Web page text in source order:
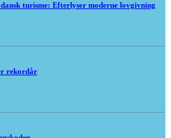
turisme: Efterlyser moderne lovgivning
rekordår